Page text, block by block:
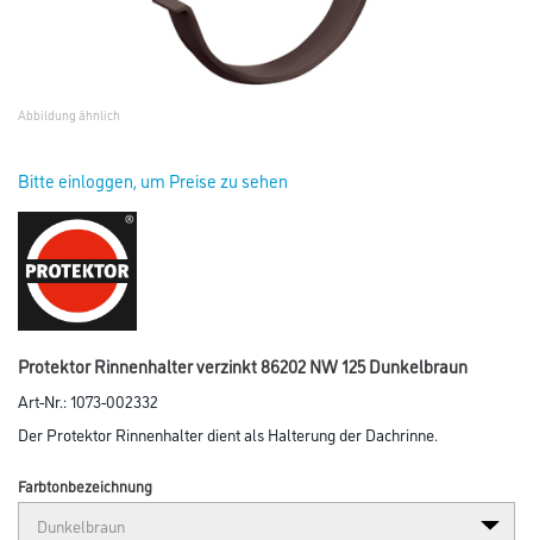
Abbildung ähnlich
Bitte einloggen, um Preise zu sehen
Protektor Rinnenhalter verzinkt 86202 NW 125 Dunkelbraun
Art-Nr.:1073-002332
Der Protektor Rinnenhalter dient als Halterung der Dachrinne.
Farbtonbezeichnung